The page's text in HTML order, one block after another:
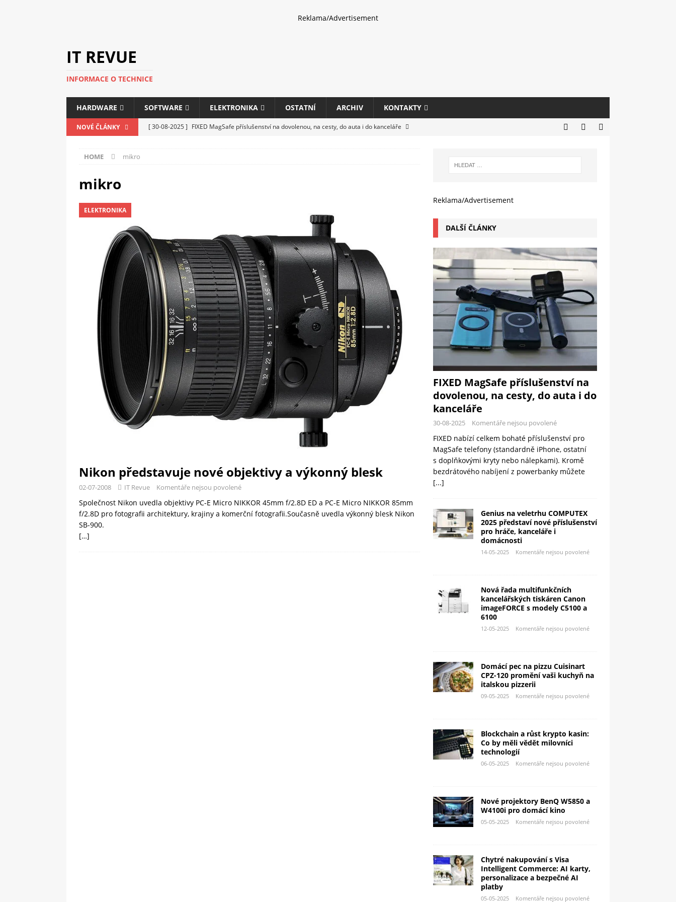
Reklama/Advertisement
IT REVUE
INFORMACE O TECHNICE
HARDWARE SOFTWARE ELEKTRONIKA OSTATNÍ ARCHIV KONTAKTY
NOVÉ ČLÁNKY [ 30-08-2025 ] FIXED MagSafe příslušenství na dovolenou, na cesty, do auta i do kanceláře
Domácí pec na pizzu Cuisinart CPZ-120 promění vaši kuchyň na italskou pizzerii
OSTATNÍ
[ 06-05-2025 ] Blockchain a růst krypto kasin: Co by měli vědět milovníci technologií
SOFTWARE
HOME mikro
mikro
ELEKTRONIKA
Nikon představuje nové objektivy a výkonný blesk
02-07-2008 IT Revue Komentáře nejsou povolené
Společnost Nikon uvedla objektivy PC-E Micro NIKKOR 45mm f/2.8D ED a PC-E Micro NIKKOR 85mm
f/2.8D pro fotografii architektury, krajiny a komerční fotografii.Současně uvedla výkonný blesk Nikon
SB-900.
[…]
Reklama/Advertisement
DALŠÍ ČLÁNKY
FIXED MagSafe příslušenství na
dovolenou, na cesty, do auta i do
kanceláře
30-08-2025 Komentáře nejsou povolené
FIXED nabízí celkem bohaté příslušenství pro
MagSafe telefony (standardně iPhone, ostatní
s doplňkovými kryty nebo nálepkami). Kromě
bezdrátového nabíjení z powerbanky můžete
[...]
Genius na veletrhu COMPUTEX
2025 představí nové příslušenství
pro hráče, kanceláře i
domácnosti
14-05-2025 Komentáře nejsou povolené
Nová řada multifunkčních
kancelářských tiskáren Canon
imageFORCE s modely C5100 a
6100
12-05-2025 Komentáře nejsou povolené
Domácí pec na pizzu Cuisinart
CPZ-120 promění vaši kuchyň na
italskou pizzerii
09-05-2025 Komentáře nejsou povolené
Blockchain a růst krypto kasin:
Co by měli vědět milovníci
technologií
06-05-2025 Komentáře nejsou povolené
Nové projektory BenQ W5850 a
W4100i pro domácí kino
05-05-2025 Komentáře nejsou povolené
Chytré nakupování s Visa
Intelligent Commerce: AI karty,
personalizace a bezpečné AI
platby
05-05-2025 Komentáře nejsou povolené